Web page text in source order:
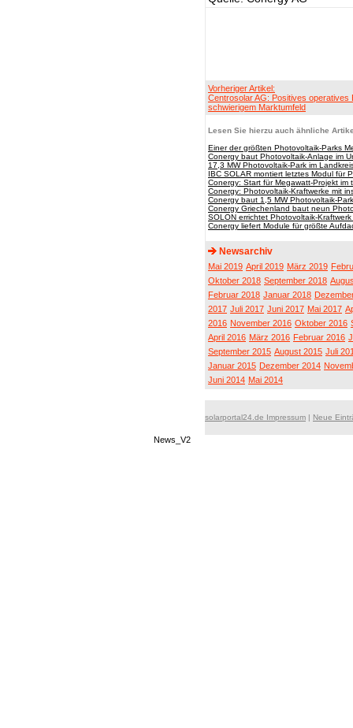
Vorheriger Artikel:
Centrosolar AG: Positives operatives
schwierigem Marktumfeld
Lesen Sie hierzu auch ähnliche
Einer der größten Photovoltaik-Parks
Conergy baut Photovoltaik-Anlage im
17,3 MW Photovoltaik-Park im
IBC SOLAR montiert letztes Modul für
Conergy: Start für Megawatt-Projekt im
Conergy: Photovoltaik-Kraftwerke mit
Conergy baut 1,5 MW Photovoltaik-
Conergy Griechenland baut neun
SOLON errichtet Photovoltaik-
Conergy liefert Module für größte
Newsarchiv
Mai 2019 April 2019 März 2019
Oktober 2018 September 2018
Februar 2018 Januar 2018
2017 Juli 2017 Juni 2017 Mai 2017
2016 November 2016 Oktober 2016
April 2016 März 2016 Februar 2016
September 2015 August 2015 Juli
Januar 2015 Dezember 2014
Juni 2014 Mai 2014
solarportal24.de Impressum | Neue
News_V2